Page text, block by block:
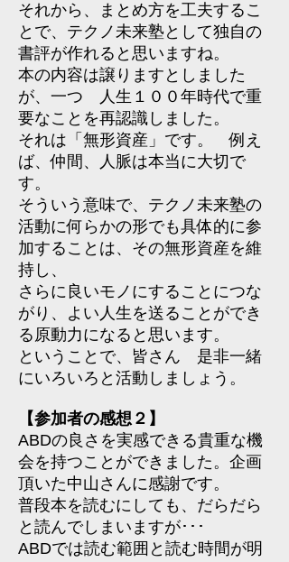
それから、まとめ方を工夫するこ
とで、テクノ未来塾として独自の
書評が作れると思いますね。
本の内容は譲りますとしました
が、一つ 人生１００年時代で重
要なことを再認識しました。
それは「無形資産」です。 例え
ば、仲間、人脈は本当に大切で
す。
そういう意味で、テクノ未来塾の
活動に何らかの形でも具体的に参
加することは、その無形資産を維
持し、
さらに良いモノにすることにつな
がり、よい人生を送ることができ
る原動力になると思います。
ということで、皆さん 是非一緒
にいろいろと活動しましょう。
【参加者の感想２】
ABDの良さを実感できる貴重な機
会を持つことができました。企画
頂いた中山さんに感謝です。
普段本を読むにしても、だらだら
と読んでしまいますが･･･
ABDでは読む範囲と読む時間が明